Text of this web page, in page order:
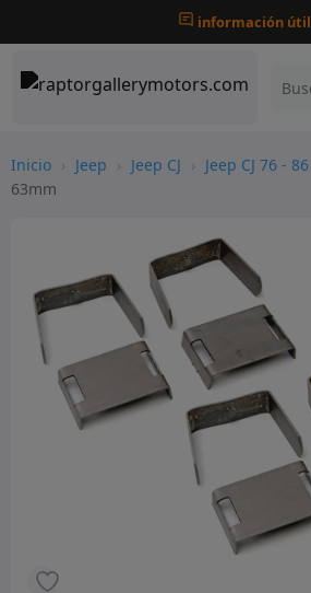
información útil
Inicio › Jeep › Jeep CJ › Jeep CJ 76 - 86
63mm